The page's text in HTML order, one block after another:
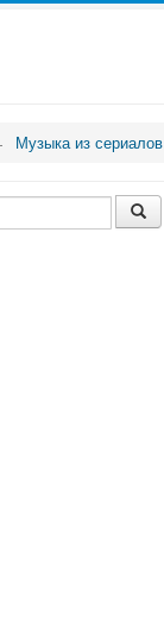
Музыка из сериалов